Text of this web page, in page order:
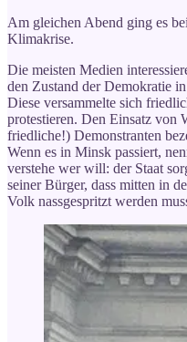
Am gleichen Abend ging es
Klimakrise.
Die meisten Medien
den Zustand der Demokratie
Diese versammelte sich
protestieren. Den Einsatz von
friedliche!) Demonstranten
Wenn es in Minsk passiert,
verstehe wer will: der Staat
seiner Bürger, dass mitten in
Volk nassgespritzt werden